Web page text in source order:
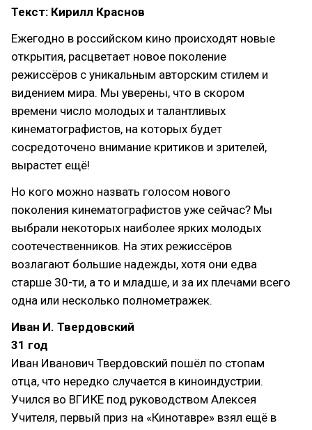
Текст: Кирилл Краснов
Ежегодно в российском кино происходят новые
открытия, расцветает новое поколение
режиссёров с уникальным авторским стилем и
видением мира. Мы уверены, что в скором
времени число молодых и талантливых
кинематографистов, на которых будет
сосредоточено внимание критиков и зрителей,
вырастет ещё!
Но кого можно назвать голосом нового
поколения кинематографистов уже сейчас? Мы
выбрали некоторых наиболее ярких молодых
соотечественников. На этих режиссёров
возлагают большие надежды, хотя они едва
старше 30-ти, а то и младше, и за их плечами всего
одна или несколько полнометражек.
Иван И. Твердовский
31 год
Иван Иванович Твердовский пошёл по стопам
отца, что нередко случается в киноиндустрии.
Учился во ВГИКЕ под руководством Алексея
Учителя, первый приз на «Кинотавре» взял ещё в